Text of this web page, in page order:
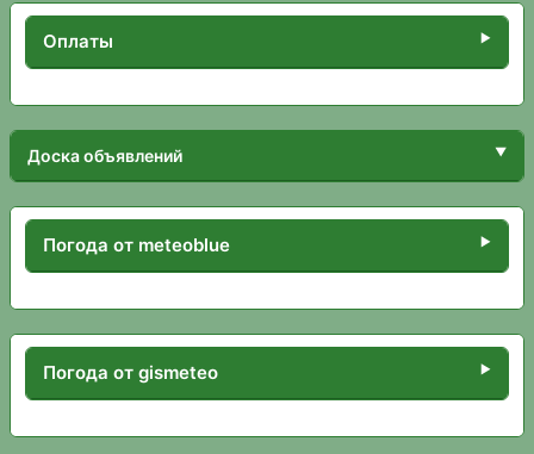
Оплаты
Доска объявлений
Погода от meteoblue
Погода от gismeteo